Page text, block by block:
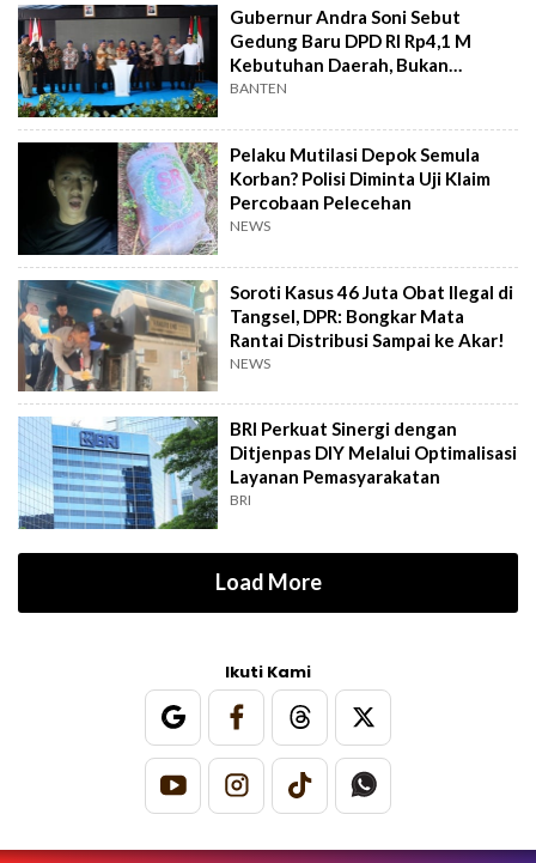
Gubernur Andra Soni Sebut
Gedung Baru DPD RI Rp4,1 M
Kebutuhan Daerah, Bukan
Senator
BANTEN
Pelaku Mutilasi Depok Semula
Korban? Polisi Diminta Uji Klaim
Percobaan Pelecehan
NEWS
Soroti Kasus 46 Juta Obat Ilegal di
Tangsel, DPR: Bongkar Mata
Rantai Distribusi Sampai ke Akar!
NEWS
BRI Perkuat Sinergi dengan
Ditjenpas DIY Melalui Optimalisasi
Layanan Pemasyarakatan
BRI
Load More
Ikuti Kami